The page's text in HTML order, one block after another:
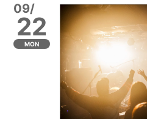
09/
22
MON